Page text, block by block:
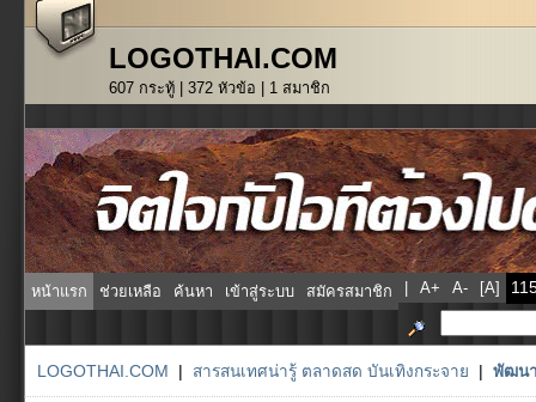
LOGOTHAI.COM
607 กระทู้ | 372 หัวข้อ | 1 สมาชิก
หน้าแรก ช่วยเหลือ ค้นหา เข้าสู่ระบบ สมัครสมาชิก | A+ A- [A]
LOGOTHAI.COM | สารสนเทศน่ารู้ ตลาดสด บันเทิงกระจาย | พัฒนา